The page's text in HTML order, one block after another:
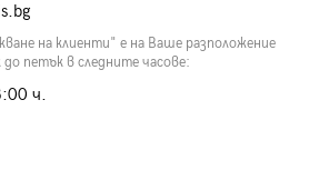
на клиенти" е на Ваше разположение
петък в следните часове:
ч.